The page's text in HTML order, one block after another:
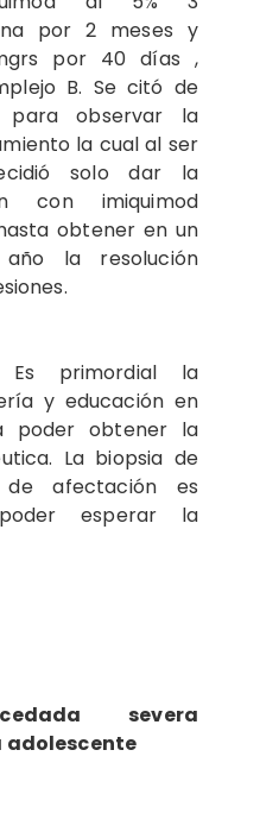
por 2 meses y
por 40 días ,
B. Se citó de
para observar la
la cual al ser
solo dar la
con imiquimod
obtener en un
la resolución
primordial la
y educación en
poder obtener la
La biopsia de
de afectación es
esperar la
severa
adolescente